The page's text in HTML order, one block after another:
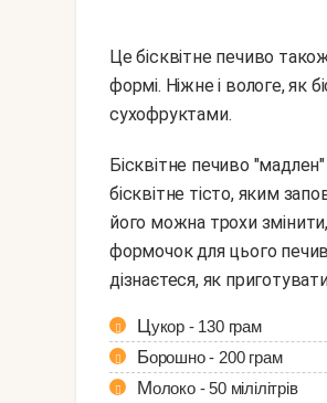
Це бісквітне печиво
формі. Ніжне і вологе, як
сухофруктами.
Бісквітне печиво "мадлен" одне з найбільш ніжних і повітряних, так як для нього готується
бісквітне тісто, яким
його можна трохи
формочок для цього
дізнаєтеся, як
Цукор - 130 грам
Борошно - 200 грам
Молоко - 50 мілілітрів